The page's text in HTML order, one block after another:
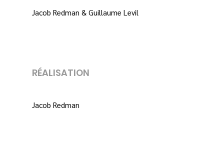
Jacob Redman & Guillaume Levil
RÉALISATION
Jacob Redman